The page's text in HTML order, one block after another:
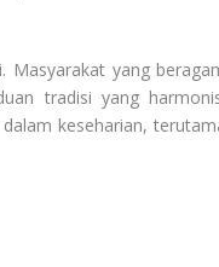
Masyarakat yang
tradisi yang
keseharian,